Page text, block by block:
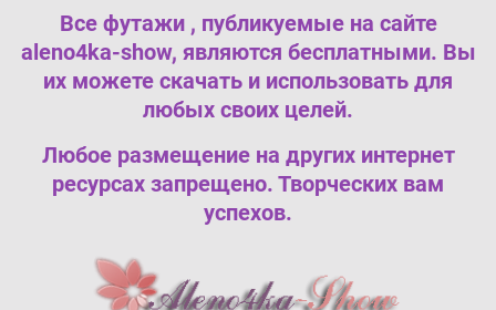
Все футажи , публикуемые на сайте
aleno4ka-show, являются бесплатными. Вы
их можете скачать и использовать для
любых своих целей.
Любое размещение на других интернет
ресурсах запрещено. Творческих вам
успехов.